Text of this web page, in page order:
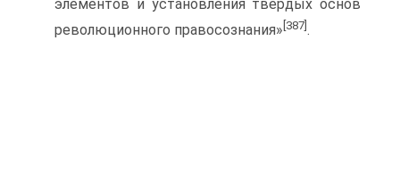
элементов и установления твердых основ
революционного правосознания» [387] .